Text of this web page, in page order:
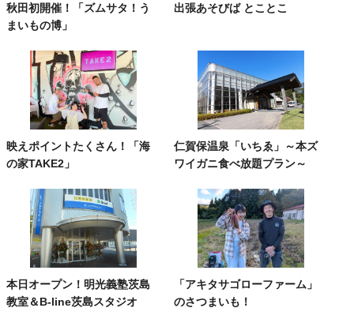
秋田初開催！「ズムサタ！う
まいもの博」
出張あそびば とことこ
映えポイントたくさん！「海
の家TAKE2」
仁賀保温泉「いちゑ」～本ズ
ワイガニ食べ放題プラン～
本日オープン！明光義塾茨島
教室＆B-line茨島スタジオ
「アキタサゴローファーム」
のさつまいも！